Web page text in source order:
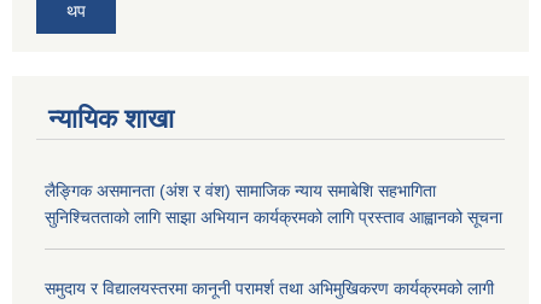
थप
न्यायिक शाखा
लैङ्गिक असमानता (अंश र वंश) सामाजिक न्याय समाबेशि सहभागिता
सुनिश्चितताको लागि साझा अभियान कार्यक्रमको लागि प्रस्ताव आह्वानको सूचना
समुदाय र विद्यालयस्तरमा कानूनी परामर्श तथा अभिमुखिकरण कार्यक्रमको लागी